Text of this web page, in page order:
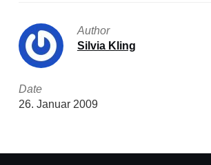
Author
Silvia Kling
Date
26. Januar 2009